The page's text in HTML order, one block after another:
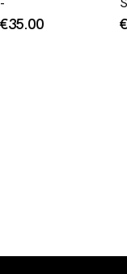
€35.00